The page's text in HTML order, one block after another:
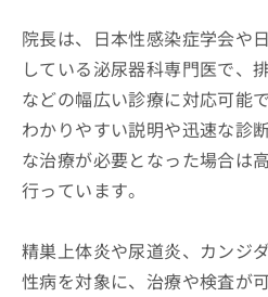
院長は、日本性感染症学会や
している泌尿器科専門医で、
などの幅広い診療に対応可能で
わかりやすい説明や迅速な診
な治療が必要となった場合は
行っています。
精巣上体炎や尿道炎、カンジ
性病を対象に、治療や検査が